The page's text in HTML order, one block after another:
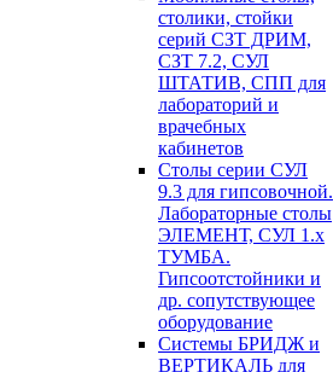
столики, стойки
серий СЗТ ДРИМ,
СЗТ 7.2, СУЛ
ШТАТИВ, СПП для
лабораторий и
врачебных
кабинетов
Столы серии СУЛ
9.3 для гипсовочной.
Лабораторные столы
ЭЛЕМЕНТ, СУЛ 1.х
ТУМБА.
Гипсоотстойники и
др. сопутствующее
оборудование
Системы БРИДЖ и
ВЕРТИКАЛЬ для